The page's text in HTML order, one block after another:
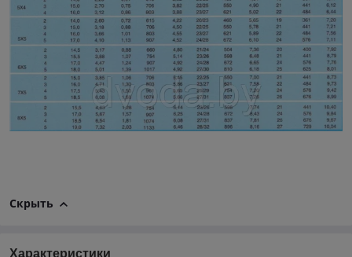
Скрыть
Характеристики